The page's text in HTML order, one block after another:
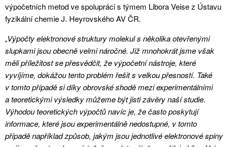
výpočetních metod ve spolupráci s týmem Libora Veise z Ústavu
fyzikální chemie J. Heyrovského AV ČR.
„Výpočty elektronové struktury molekul s několika otevřenými
slupkami jsou obecně velmi náročné. Již mnohokrát jsme však
měli příležitost se přesvědčit, že výpočetní nástroje, které
vyvíjíme, dokážou tento problém řešit s velkou přesností. Také
v tomto případě si díky obrovské shodě mezi experimentálními
a teoretickými výsledky můžeme být jisti závěry naší studie.
Výhodou teoretických výpočtů navíc je, že často poskytují
informace, které jsou experimentálně nedostupné, v tomto
případě například způsob, jakým jsou jednotlivé elektronové spiny